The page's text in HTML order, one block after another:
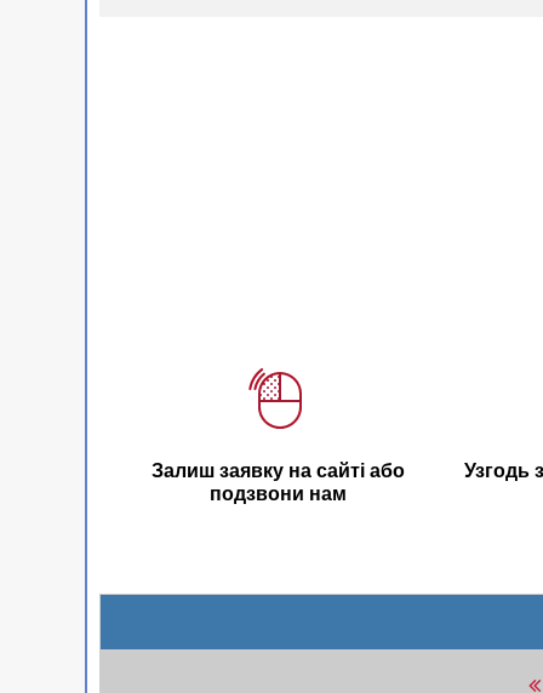
Залиш заявку на сайті або
подзвони нам
Узгодь